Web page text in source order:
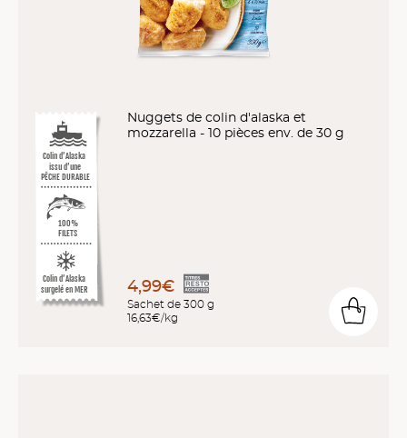
Colin d’Alaska
issu d’une
PÊCHE DURABLE
100%
FILETS
Colin d’Alaska
surgelé en MER
Nuggets de colin d'alaska et
mozzarella - 10 pièces env. de 30 g
4,99€
Sachet de 300 g
16,63€/kg